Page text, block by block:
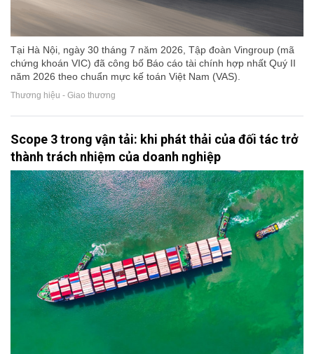
Tại Hà Nội, ngày 30 tháng 7 năm 2026, Tập đoàn Vingroup (mã
chứng khoán VIC) đã công bố Báo cáo tài chính hợp nhất Quý II
năm 2026 theo chuẩn mực kế toán Việt Nam (VAS).
Thương hiệu - Giao thương
Scope 3 trong vận tải: khi phát thải của đối tác trở
thành trách nhiệm của doanh nghiệp